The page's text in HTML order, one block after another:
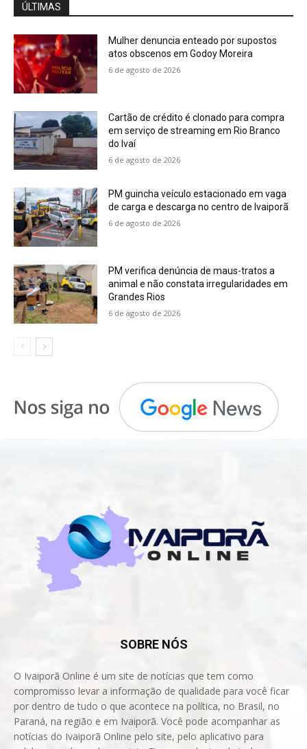
ÚLTIMAS
Mulher denuncia enteado por supostos
atos obscenos em Godoy Moreira
6 de agosto de 2026
Cartão de crédito é clonado para compra
em serviço de streaming em Rio Branco
do Ivaí
6 de agosto de 2026
PM guincha veículo estacionado em vaga
de carga e descarga no centro de Ivaiporã
6 de agosto de 2026
PM verifica denúncia de maus-tratos a
animal e não constata irregularidades em
Grandes Rios
6 de agosto de 2026
SOBRE NÓS
O Ivaiporã Online é um site de notícias que tem como
compromisso levar a informação de qualidade para você ficar
por dentro de tudo o que acontece na política, no Brasil, no
Paraná, na região e em Ivaiporã. Você pode acompanhar as
notícias do Ivaiporã Online pelo site, pelo aplicativo para